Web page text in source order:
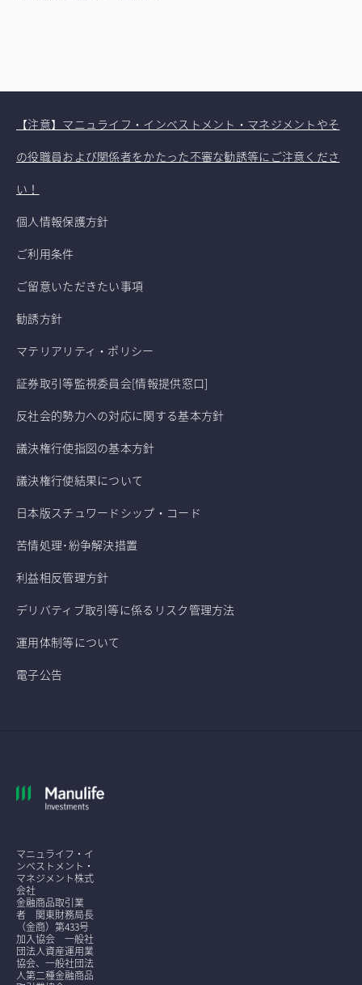
【注意】マニュライフ・インベストメント・マネジメントやそ
の役職員および関係者をかたった不審な勧誘等にご注意くださ
い！
個人情報保護方針
ご利用条件
ご留意いただきたい事項
勧誘方針
マテリアリティ・ポリシー
証券取引等監視委員会[情報提供窓口]
反社会的勢力への対応に関する基本方針
議決権行使指図の基本方針
議決権行使結果について
日本版スチュワードシップ・コード
苦情処理･紛争解決措置
利益相反管理方針
デリバティブ取引等に係るリスク管理方法
運用体制等について
電子公告
マニュライフ・イ
ンベストメント・
マネジメント株式
会社
金融商品取引業
者 関東財務局長
（金商）第433号
加入協会 一般社
団法人資産運用業
協会、一般社団法
人第二種金融商品